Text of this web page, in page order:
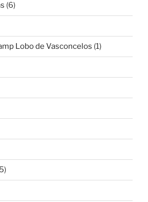
(6)
Lobo de Vasconcelos (1)